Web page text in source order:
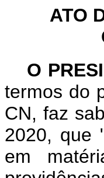
ATO
O
termos do
CN, faz
2020, que
em